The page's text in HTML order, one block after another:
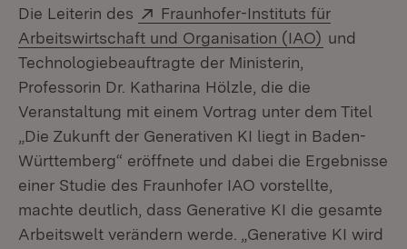
Die Leiterin des Extern:
Fraunhofer-Instituts für
Arbeitswirtschaft und Organisation (IAO) (Öffnet in
und
Technologiebeauftragte der Ministerin,
Professorin Dr. Katharina Hölzle, die die
Veranstaltung mit einem Vortrag unter dem Titel
„Die Zukunft der Generativen KI liegt in Baden-
Württemberg“ eröffnete und dabei die Ergebnisse
einer Studie des Fraunhofer IAO vorstellte,
machte deutlich, dass Generative KI die gesamte
Arbeitswelt verändern werde. „Generative KI wird